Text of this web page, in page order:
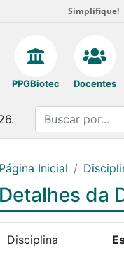
Simplifique!
PPGBiotec Docentes
Página Inicial
Detalhes da
Disciplina